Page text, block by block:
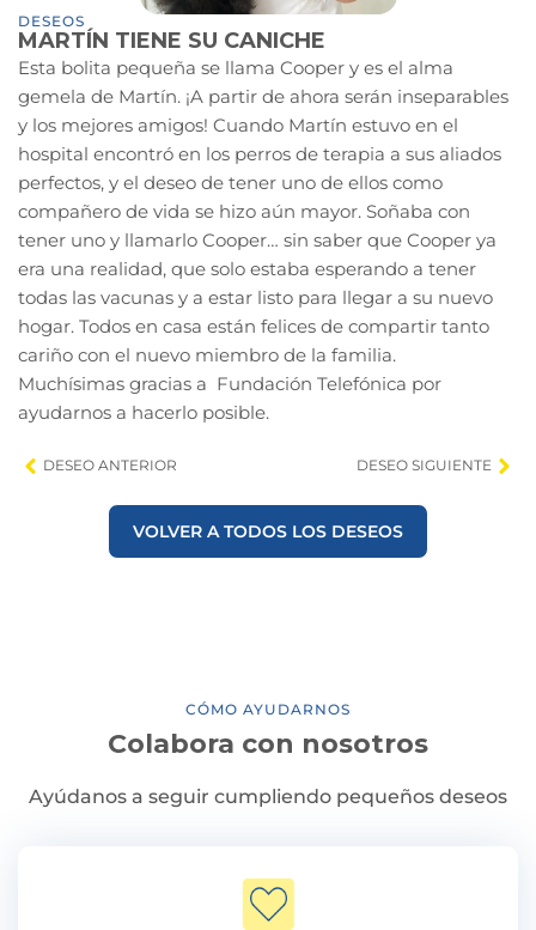
DESEOS
MARTÍN TIENE SU CANICHE
Esta bolita pequeña se llama Cooper y es el alma
gemela de Martín. ¡A partir de ahora serán inseparables
y los mejores amigos! Cuando Martín estuvo en el
hospital encontró en los perros de terapia a sus aliados
perfectos, y el deseo de tener uno de ellos como
compañero de vida se hizo aún mayor. Soñaba con
tener uno y llamarlo Cooper… sin saber que Cooper ya
era una realidad, que solo estaba esperando a tener
todas las vacunas y a estar listo para llegar a su nuevo
hogar. Todos en casa están felices de compartir tanto
cariño con el nuevo miembro de la familia.
Muchísimas gracias a Fundación Telefónica por
ayudarnos a hacerlo posible.
DESEO ANTERIOR DESEO SIGUIENTE
VOLVER A TODOS LOS DESEOS
CÓMO AYUDARNOS
Colabora con nosotros
Ayúdanos a seguir cumpliendo pequeños deseos